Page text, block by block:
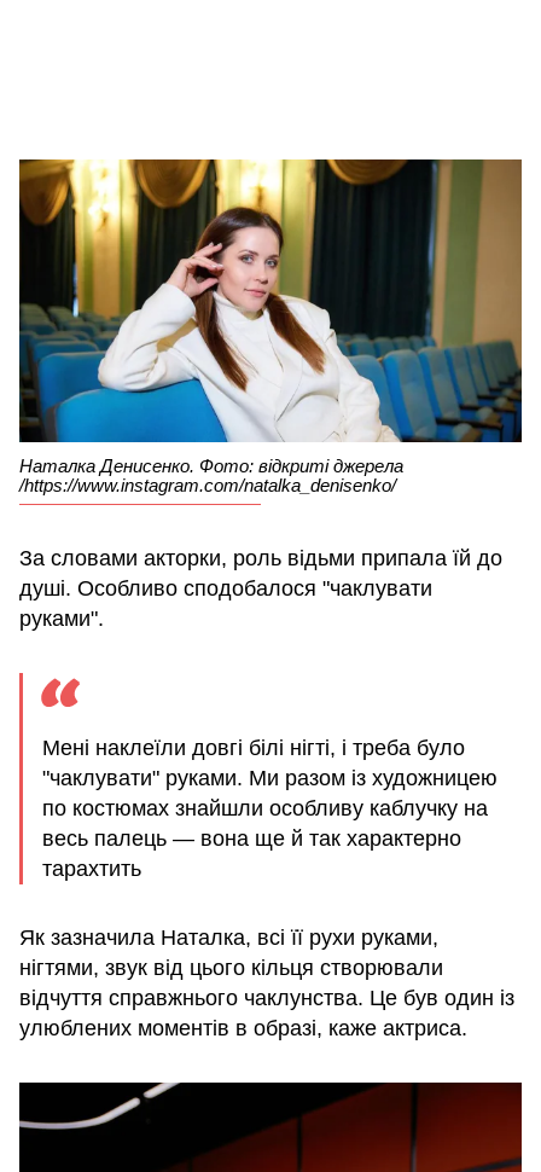
Наталка Денисенко. Фото: відкриті джерела
/https://www.instagram.com/natalka_denisenko/
За словами акторки, роль відьми припала їй до
душі. Особливо сподобалося "чаклувати
руками".
Мені наклеїли довгі білі нігті, і треба було
"чаклувати" руками. Ми разом із художницею
по костюмах знайшли особливу каблучку на
весь палець — вона ще й так характерно
тарахтить
Як зазначила Наталка, всі її рухи руками,
нігтями, звук від цього кільця створювали
відчуття справжнього чаклунства. Це був один із
улюблених моментів в образі, каже актриса.